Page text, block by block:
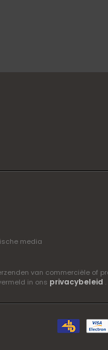
media
van commerciële of
in ons privacybeleid .